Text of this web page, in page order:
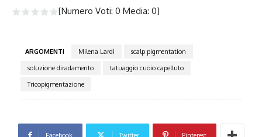
[Numero Voti: 0 Media: 0]
ARGOMENTI Milena Lardì
scalp pigmentation
soluzione diradamento
tatuaggio cuoio capelluto
Tricopigmentazione